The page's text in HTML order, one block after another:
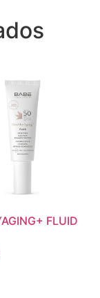
FLUID